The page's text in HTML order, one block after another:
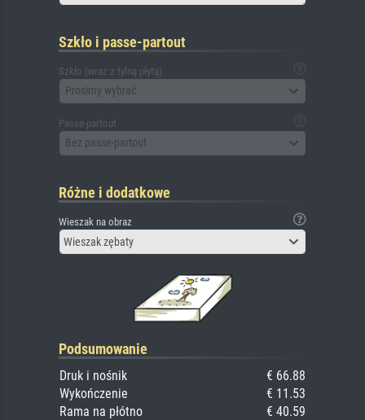
Szkło i passe-partout
Szkło (wraz z tylną płytą)
Prosimy wybrać
Passe-partout
Bez passe-partout
Różne i dodatkowe
Wieszak na obraz
Wieszak zębaty
Podsumowanie
Druk i nośnik
€ 66.88
Wykończenie
€ 11.53
Rama na płótno
€ 40.59